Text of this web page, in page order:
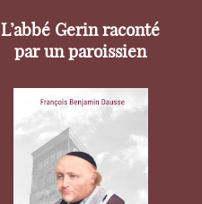
L’abbé Gerin raconté
par un paroissien